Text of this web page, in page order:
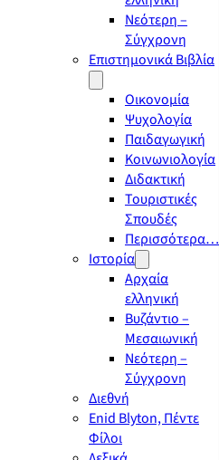
Νεότερη –
Σύγχρονη
Επιστημονικά Βιβλία
Οικονομία
Ψυχολογία
Παιδαγωγική
Κοινωνιολογία
Διδακτική
Τουριστικές
Σπουδές
Περισσότερα…
Ιστορία
Αρχαία
ελληνική
Βυζάντιο –
Μεσαιωνική
Νεότερη –
Σύγχρονη
Διεθνή
Enid Blyton, Πέντε
Φίλοι